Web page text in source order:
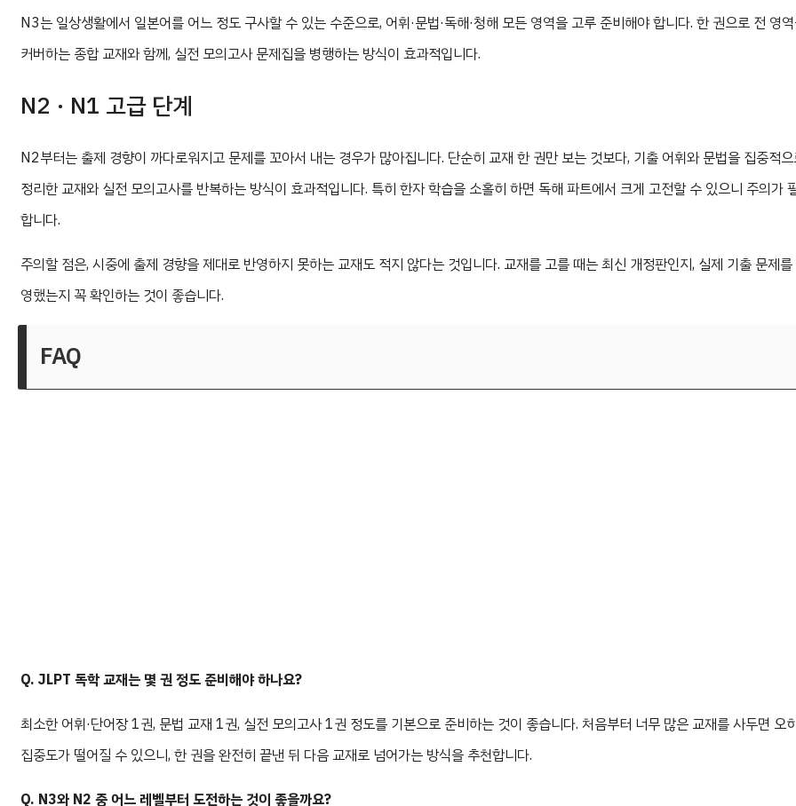
N3는 일상생활에서 일본어를 어느 정도 구사할 수 있는 수준으로, 어휘·문법·독해·청해 모든 영역을 고루 준비해야 합니다. 한 권으로 전 영
커버하는 종합 교재와 함께, 실전 모의고사 문제집을 병행하는 방식이 효과적입니다.
N2 · N1 고급 단계
N2부터는 출제 경향이 까다로워지고 문제를 꼬아서 내는 경우가 많아집니다. 단순히 교재 한 권만 보는 것보다, 기출 어휘와 문법을 집중적
정리한 교재와 실전 모의고사를 반복하는 방식이 효과적입니다. 특히 한자 학습을 소홀히 하면 독해 파트에서 크게 고전할 수 있으니 주의가
합니다.
주의할 점은, 시중에 출제 경향을 제대로 반영하지 못하는 교재도 적지 않다는 것입니다. 교재를 고를 때는 최신 개정판인지, 실제 기출 문제
영했는지 꼭 확인하는 것이 좋습니다.
FAQ
Q. JLPT 독학 교재는 몇 권 정도 준비해야 하나요?
최소한 어휘·단어장 1권, 문법 교재 1권, 실전 모의고사 1권 정도를 기본으로 준비하는 것이 좋습니다. 처음부터 너무 많은 교재를 사두면 오
집중도가 떨어질 수 있으니, 한 권을 완전히 끝낸 뒤 다음 교재로 넘어가는 방식을 추천합니다.
Q. N3와 N2 중 어느 레벨부터 도전하는 것이 좋을까요?